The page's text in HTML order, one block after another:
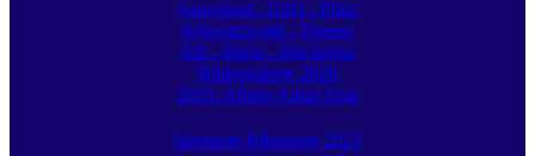
Sauerland - Eifel - Pfalz
Schwarzwald - Touren
Alb - Rhön - Rückreise
Bildergalerie 2020
2021: Alpen-Adria Tour
Startseite Bikertage 2021